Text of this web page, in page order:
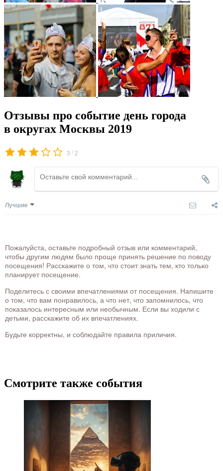
Отзывы про событие день города
в округах Москвы 2019
3 /2
Лучшие
Пожалуйста, оставьте подробный отзыв или комментарий,
чтобы другим людям было проще принять решение по поводу
посещения! Расскажите о том, что стоит знать тем, кто только
планирует посещение.
Поделитесь с своими впечатлениями от посещения. Напишите
о том, что вам понравилось, а что нет, что запомнилось, что
показалось интересным или необычным. Если вы ходили с
детьми, расскажите об их впечатлениях.
Будьте корректны, и соблюдайте правила приличия.
Смотрите также события